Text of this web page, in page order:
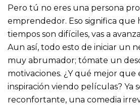
Pero tú no eres una persona
emprendedor. Eso significa que
tiempos son difíciles, vas a
Aun así, todo esto de iniciar un
muy abrumador; tómate un
motivaciones. ¿Y qué mejor que
inspiración viendo películas? Ya
reconfortante, una comedia